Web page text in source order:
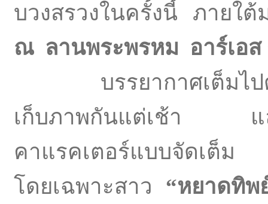
บวงสรวงในครั้งนี้ ภายใ
ณ ลานพระพรหม อาร์เอส
บรรยากาศเต็มไปด้ว
เก็บภาพกันแต่เช้า แล
คาแรคเตอร์แบบจัดเต็ม
โดยเฉพาะสาว “หยาดทิพ